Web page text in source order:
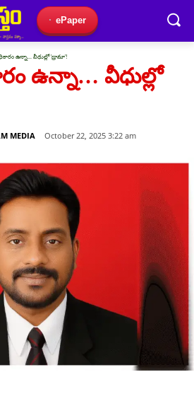
ePaper
ఉన్నా... వీధుల్లో 'డ్రామా'!️
ఉన్నా… వీధుల్లో
MEDIA October 22, 2025 3:22 am